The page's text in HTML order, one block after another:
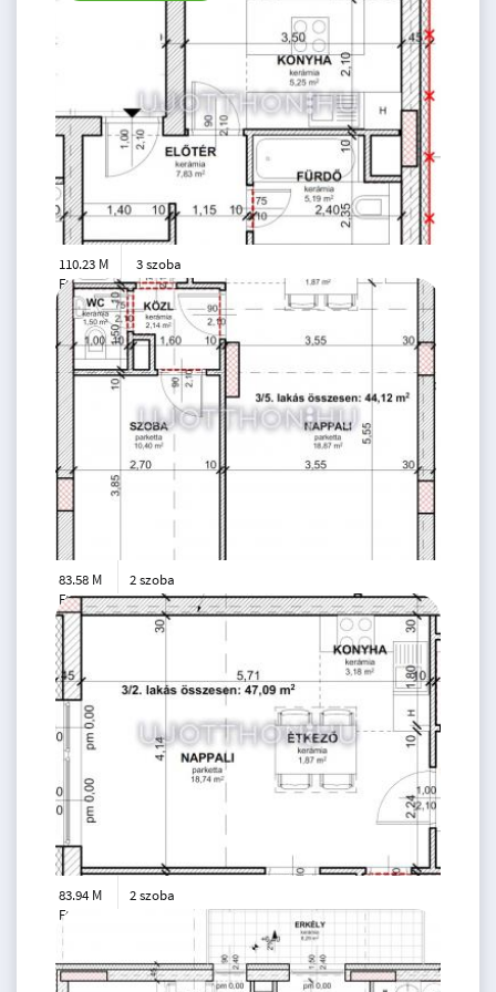
110.23 M
Ft
67 m2
3 szoba
3. emelet
83.58 M
Ft
44 m2
2 szoba
3. emelet
83.94 M
Ft
47 m
2 szoba